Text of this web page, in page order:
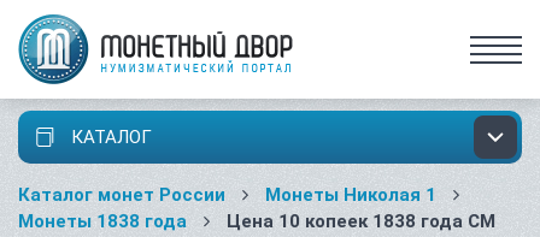
КАТАЛОГ
Каталог монет России
Монеты Николая 1
Монеты 1838 года
Цена 10 копеек 1838 года СМ